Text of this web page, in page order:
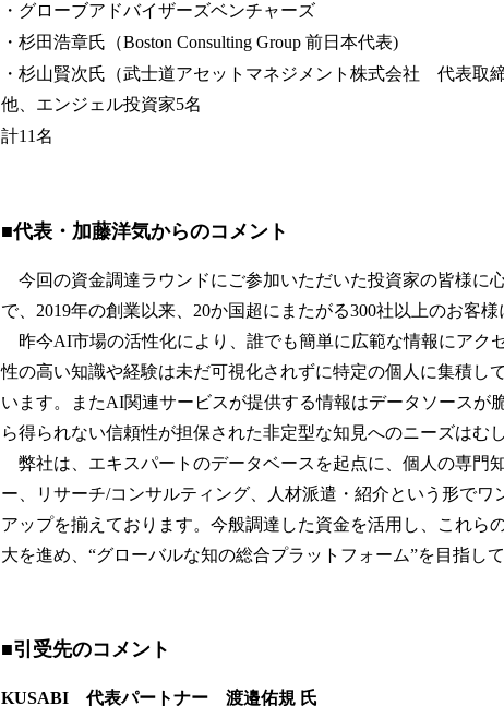
・グローブアドバイザーズベンチャーズ
・杉田浩章氏（Boston Consulting Group 前日本代表)
・杉山賢次氏（武士道アセットマネジメント株式会社 代表取締
他、エンジェル投資家5名
計11名
■代表・加藤洋気からのコメント
今回の資金調達ラウンドにご参加いただいた投資家の皆様に
で、2019年の創業以来、20か国超にまたがる300社以上のお客
昨今AI市場の活性化により、誰でも簡単に広範な情報にアク
性の高い知識や経験は未だ可視化されずに特定の個人に集積し
います。またAI関連サービスが提供する情報はデータソースが
ら得られない信頼性が担保された非定型な知見へのニーズはむ
弊社は、エキスパートのデータベースを起点に、個人の専門
ー、リサーチ/コンサルティング、人材派遣・紹介という形で
アップを揃えております。今般調達した資金を活用し、これら
大を進め、“グローバルな知の総合プラットフォーム”を目指して
■引受先のコメント
KUSABI 代表パートナー 渡邉佑規 氏